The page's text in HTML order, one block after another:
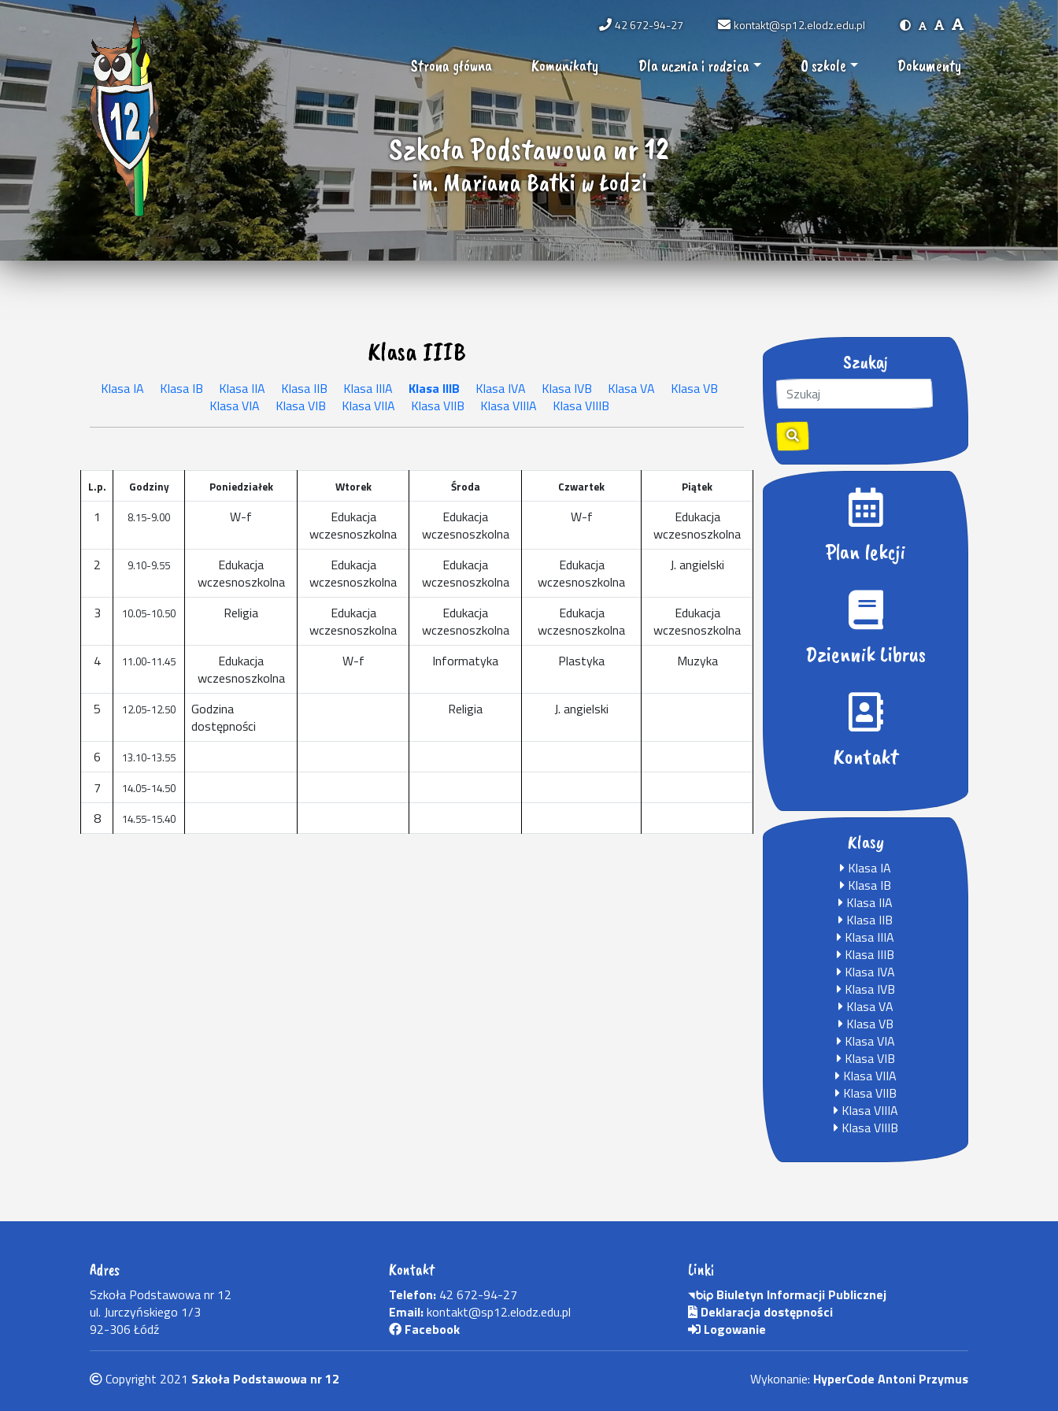
42 672-94-27 kontakt@sp12.elodz.edu.pl
Strona główna Komunikaty Dla ucznia i rodzica O szkole Dokumenty
Szkoła Podstawowa nr 12
im. Mariana Batki w Łodzi
Klasa IIIB
Klasa IA Klasa IB Klasa IIA Klasa IIB Klasa IIIA Klasa IIIB Klasa IVA Klasa IVB Klasa VA
Klasa VB
Klasa VIA
Klasa VIB Klasa VIIA Klasa VIIB Klasa VIIIA Klasa VIIIB
L.p. Godziny Poniedziałek Wtorek Środa Czwartek Piątek
1 8.15-9.00 W-f
Edukacja
wczesnoszkolna
Edukacja
wczesnoszkolna
W-f
Edukacja
wczesnoszkolna
2
9.10-9.55
Edukacja
wczesnoszkolna
Edukacja
wczesnoszkolna
Edukacja
wczesnoszkolna
Edukacja
wczesnoszkolna
J. angielski
3 10.05-10.50 Religia
Edukacja
wczesnoszkolna
Edukacja
wczesnoszkolna
Edukacja
wczesnoszkolna
Edukacja
wczesnoszkolna
4
11.00-11.45
Edukacja
wczesnoszkolna
W-f Informatyka Plastyka Muzyka
5 12.05-12.50
Godzina
dostępności
Religia J. angielski
6 13.10-13.55
7 14.05-14.50
8 14.55-15.40
Szukaj
S
z
u
k
a
Plan lekcji
Dziennik Librus
Kontakt
Klasy
Klasa IA
Klasa IB
Klasa IIA
Klasa IIB
Klasa IIIA
Klasa IIIB
Klasa IVA
Klasa IVB
Klasa VA
Klasa VB
Klasa VIA
Klasa VIB
Klasa VIIA
Klasa VIIB
Klasa VIIIA
Klasa VIIIB
Adres
Szkoła Podstawowa nr 12
ul. Jurczyńskiego 1/3
92-306 Łódź
Kontakt
Telefon: 42 672-94-27
Email:kontakt@sp12.elodz.edu.pl
Facebook
Linki
Biuletyn Informacji Publicznej
Deklaracja dostępności
Logowanie
Copyright 2021 Szkoła Podstawowa nr 12 Wykonanie: HyperCode Antoni Przymus